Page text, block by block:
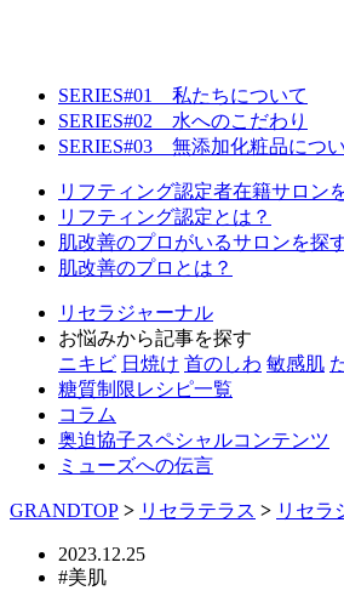
SERIES#01 私たちについて
SERIES#02 水へのこだわり
SERIES#03 無添加化粧品につ
リフティング認定者在籍サロン
リフティング認定とは？
肌改善のプロがいるサロンを探
肌改善のプロとは？
リセラジャーナル
お悩みから記事を探す
ニキビ 日焼け 首のしわ 敏感肌
糖質制限レシピ一覧
コラム
奥迫協子スペシャルコンテンツ
ミューズへの伝言
GRANDTOP > リセラテラス > リセラ
2023.12.25
#美肌